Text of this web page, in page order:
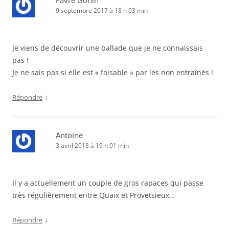
9 septembre 2017 à 18 h 03 min
Je viens de découvrir une ballade que je ne connaissais
pas !
Je ne sais pas si elle est « faisable » par les non entraînés !
Répondre ↓
Antoine
3 avril 2018 à 19 h 01 min
Il y a actuellement un couple de gros rapaces qui passe
très régulièrement entre Quaix et Provetsieux…
Répondre ↓